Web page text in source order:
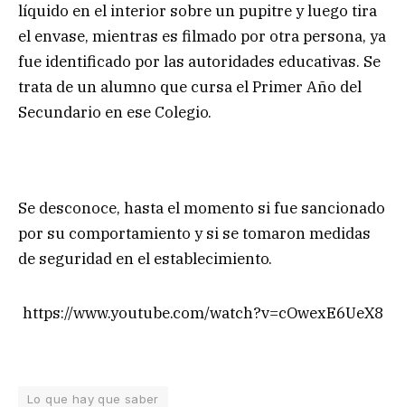
líquido en el interior sobre un pupitre y luego tira
el envase, mientras es filmado por otra persona, ya
fue identificado por las autoridades educativas. Se
trata de un alumno que cursa el Primer Año del
Secundario en ese Colegio.
Se desconoce, hasta el momento si fue sancionado
por su comportamiento y si se tomaron medidas
de seguridad en el establecimiento.
https://www.youtube.com/watch?v=cOwexE6UeX8
Lo que hay que saber